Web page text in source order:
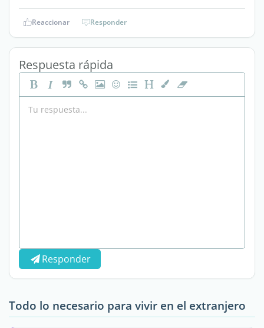
Reaccionar Responder
Respuesta rápida
Responder
Todo lo necesario para vivir en el extranjero